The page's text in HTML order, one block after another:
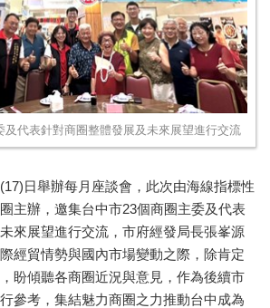
及代表針對商圈整體發展及未來展望進行交流
(17)日舉辦每月座談會，此次由海線指標性
主辦，邀集台中市23個商圈主委及代表
來展望進行交流，市府經發局長張峯源
經貿情勢與國內市場變動之際，除肯定
盼傾聽各商圈近況與意見，作為後續市
參考，集結魅力商圈之力推動台中成為